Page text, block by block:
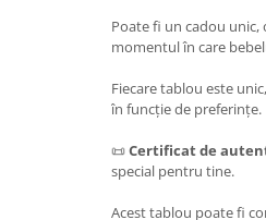
Poate fi un cadou
momentul în care
Fiecare tablou este
în funcție de preferințe.
📜Certificat de
special pentru tine.
Acest tablou poate fi